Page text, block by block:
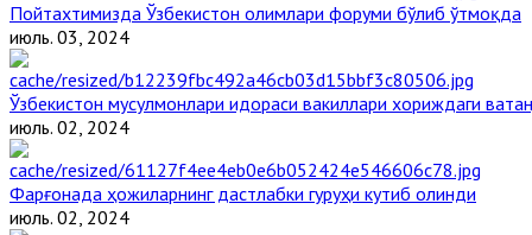
Пойтахтимизда Ўзбекистон олимлари форуми бўлиб ўтмоқда
июль. 03, 2024
Ўзбекистон мусулмонлари идораси вакиллари хориждаги
июль. 02, 2024
Фарғонада ҳожиларнинг дастлабки гуруҳи кутиб олинди
июль. 02, 2024